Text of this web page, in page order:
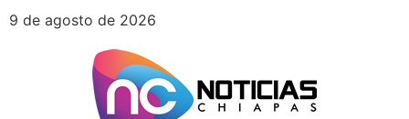
9 de agosto de 2026